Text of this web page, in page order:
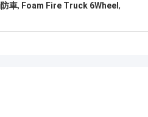
車, Foam Fire Truck 6Wheel ,